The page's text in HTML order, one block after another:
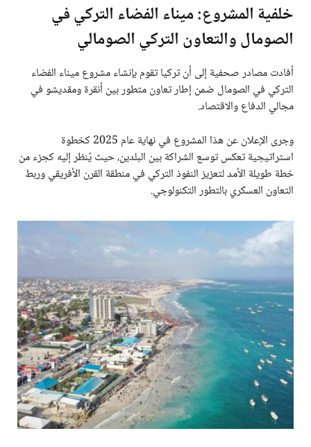
خلفية المشروع: ميناء الفضاء التركي في
الصومال والتعاون التركي الصومالي
أفادت مصادر صحفية إلى أن تركيا تقوم بإنشاء مشروع ميناء الفضاء
التركي في الصومال ضمن إطار تعاون متطور بين أنقرة ومقديشو في
مجالي الدفاع والاقتصاد.
وجرى الإعلان عن هذا المشروع في نهاية عام 2025 كخطوة
استراتيجية تعكس توسع الشراكة بين البلدين، حيث يُنظر إليه كجزء من
خطة طويلة الأمد لتعزيز النفوذ التركي في منطقة القرن الأفريقي وربط
التعاون العسكري بالتطور التكنولوجي.